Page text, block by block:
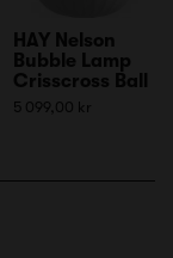
HAY Nelson
Bubble Lamp
Crisscross Ball
5 099,00 kr